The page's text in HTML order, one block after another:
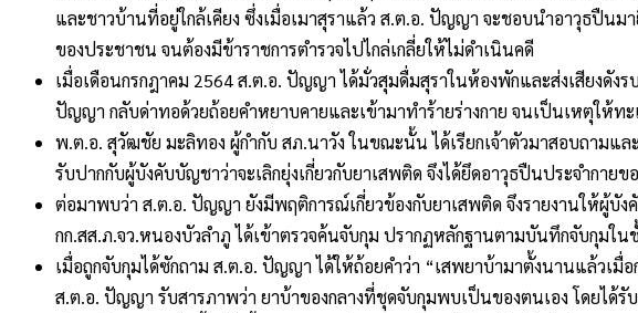
และชาวบ้านที่อยู่ใกล้เคียง ซึ่งเมื่อเมาสุราแล้ว ส.ต.อ. ปัญญา จะชอบนำอาวุธปืนมา
ของประชาชน จนต้องมีข้าราชการตำรวจไปไกล่เกลี่ยให้ไม่ดำเนินคดี
เมื่อเดือนกรกฎาคม 2564ส.ต.อ. ปัญญา ได้มั่วสุมดื่มสุราในห้องพักและส่งเสียงดังร
ปัญญา กลับด่าทอด้วยถ้อยคำหยาบคายและเข้ามาทำร้ายร่างกาย จนเป็นเหตุให้ทะ
พ.ต.อ. สุวัฒชัย มะลิทอง ผู้กำกับ สภ.นาวัง ในขณะนั้น ได้เรียกเจ้าตัวมาสอบถามแล
รับปากกับผู้บังคับบัญชาว่าจะเลิกยุ่งเกี่ยวกับยาเสพติด จึงได้ยึดอาวุธปืนประจำกายข
ต่อมาพบว่า ส.ต.อ. ปัญญา ยังมีพฤติการณ์เกี่ยวข้องกับยาเสพติด จึงรายงานให้ผู้บั
กก.สส.ภ.จว.หนองบัวลำภู ได้เข้าตรวจค้นจับกุม ปรากฏหลักฐานตามบันทึกจับกุมใ
เมื่อถูกจับกุมได้ซักถาม ส.ต.อ. ปัญญา ได้ให้ถ้อยคำว่า “เสพยาบ้ามาตั้งนานแล้วเมื่
ส.ต.อ. ปัญญา รับสารภาพว่า ยาบ้าของกลางที่ชุดจับกุมพบเป็นของตนเอง โดยได้รั